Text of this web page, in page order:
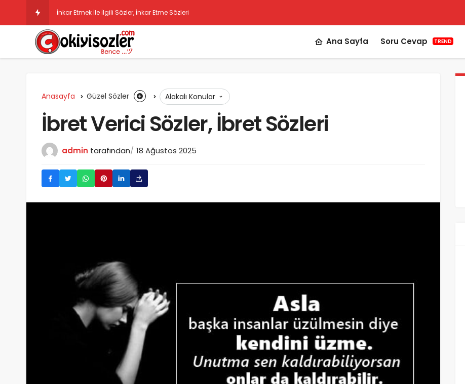
İnkar Etmek İle İlgili Sözler, İnkar Etme Sözleri
Ana Sayfa Soru Cevap TREND
Anasayfa Güzel Sözler Alakalı Konular
İbret Verici Sözler, İbret Sözleri
admin tarafından 18 Ağustos 2025